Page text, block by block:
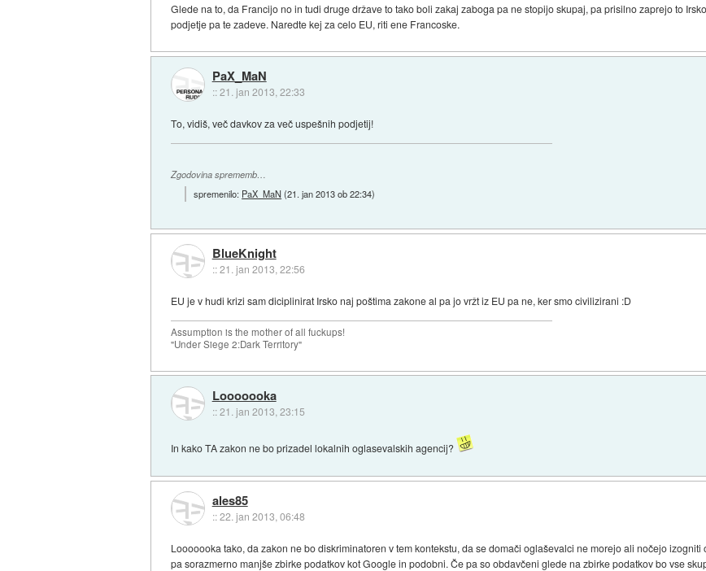
Glede na to, da Francijo no in tudi druge države to tako boli zakaj zaboga pa ne stopijo skupaj, pa prisilno zaprejo to
podjetje pa te zadeve. Naredte kej za celo EU, riti ene Francoske.
PaX_MaN
::21. jan 2013, 22:33
To, vidiš, več davkov za več uspešnih podjetij!
Zgodovina sprememb…
spremenilo: PaX_MaN(21. jan 2013 ob 22:34)
BlueKnight
::21. jan 2013, 22:56
EU je v hudi krizi sam diciplinirat Irsko naj poštima zakone al pa jo vržt iz EU pa ne, ker smo civilizirani :D
Assumption is the mother of all fuckups!
"Under Siege 2:Dark Territory"
Looooooka
::21. jan 2013, 23:15
In kako TA zakon ne bo prizadel lokalnih oglasevalskih agencij?
ales85
::22. jan 2013, 06:48
Looooooka tako, da zakon ne bo diskriminatoren v tem kontekstu, da se domači oglaševalci ne morejo ali nočejo
pa sorazmerno manjše zbirke podatkov kot Google in podobni. Če pa so obdavčeni glede na zbirke podatkov bo vse